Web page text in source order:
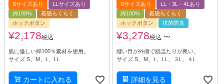
Sサイズあり
LLサイズあり
綿100%
着脱らくらく
ホックボタン
¥2,178税込
肌に優しい綿100％素材を使用。
サイズ S、M、L、LL
カートに入れる
Sサイズあり
LL・3L・4Lあり
綿100%
着脱らくらく
ホックボタン
抗菌防臭
¥3,278税込 〜
縫い目が外側で肌当たりが良い。
サイズ S、M、L、LL、３L、４L
詳細を見る